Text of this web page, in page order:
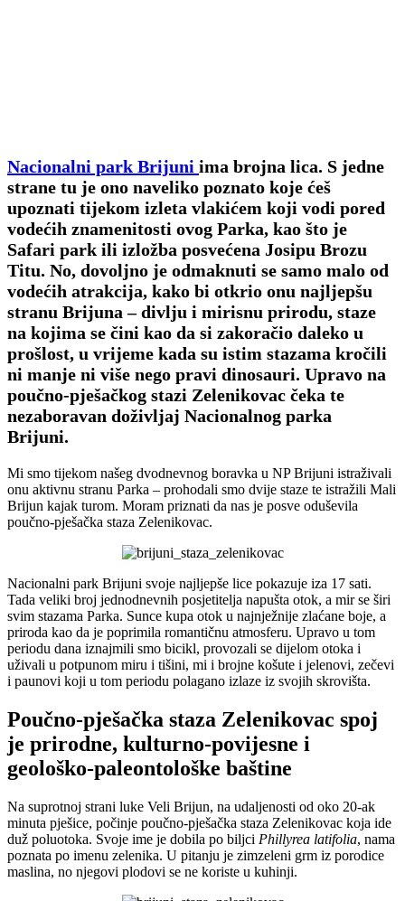
Nacionalni park Brijuni ima brojna lica. S jedne
strane tu je ono naveliko poznato koje ćeš
upoznati tijekom izleta vlakićem koji vodi pored
vodećih znamenitosti ovog Parka, kao što je
Safari park ili izložba posvećena Josipu Brozu
Titu. No, dovoljno je odmaknuti se samo malo od
vodećih atrakcija, kako bi otkrio onu najljepšu
stranu Brijuna – divlju i mirisnu prirodu, staze
na kojima se čini kao da si zakoračio daleko u
prošlost, u vrijeme kada su istim stazama kročili
ni manje ni više nego pravi dinosauri. Upravo na
poučno-pješačkog stazi Zelenikovac čeka te
nezaboravan doživljaj Nacionalnog parka
Brijuni.
Mi smo tijekom našeg dvodnevnog boravka u NP Brijuni istraživali
onu aktivnu stranu Parka – prohodali smo dvije staze te istražili Mali
Brijun kajak turom. Moram priznati da nas je posve oduševila
poučno-pješačka staza Zelenikovac.
Nacionalni park Brijuni svoje najljepše lice pokazuje iza 17 sati.
Tada veliki broj jednodnevnih posjetitelja napušta otok, a mir se širi
svim stazama Parka. Sunce kupa otok u najnježnije zlaćane boje, a
priroda kao da je poprimila romantičnu atmosferu. Upravo u tom
periodu dana iznajmili smo bicikl, provozali se dijelom otoka i
uživali u potpunom miru i tišini, mi i brojne košute i jelenovi, zečevi
i paunovi koji u tom periodu polagano izlaze iz svojih skrovišta.
Poučno-pješačka staza Zelenikovac spoj
je prirodne, kulturno-povijesne i
geološko-paleontološke baštine
Na suprotnoj strani luke Veli Brijun, na udaljenosti od oko 20-ak
minuta pješice, počinje poučno-pješačka staza Zelenikovac koja ide
duž poluotoka. Svoje ime je dobila po biljci Phillyrea latifolia, nama
poznata po imenu zelenika. U pitanju je zimzeleni grm iz porodice
maslina, no njegovi plodovi se ne koriste u kuhinji.